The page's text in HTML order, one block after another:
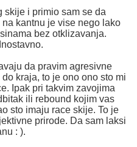
skije i primio sam se da
kantnu je vise nego lako
bez otklizavanja.
da pravim agresivne
kraja, to je ono ono sto mi
Ipak pri takvim zavojima
ili rebound kojim vas
sto imaju race skije. To je
prirode. Da sam laksi
: ).